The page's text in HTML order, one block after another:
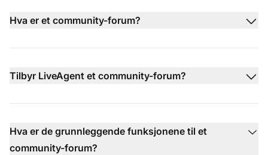
Hva er et community-forum?
Tilbyr LiveAgent et community-forum?
Hva er de grunnleggende funksjonene til et
community-forum?